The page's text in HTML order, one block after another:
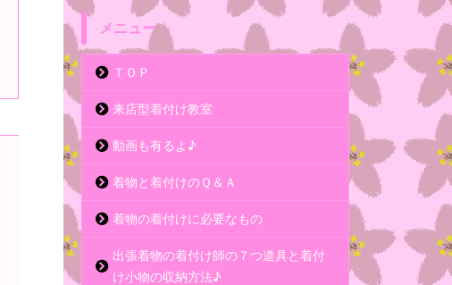
メニュー
ＴＯＰ
来店型着付け教室
動画も有るよ♪
着物と着付けのＱ＆Ａ
着物の着付けに必要なもの
出張着物の着付け師の７つ道具と着付
け小物の収納方法♪